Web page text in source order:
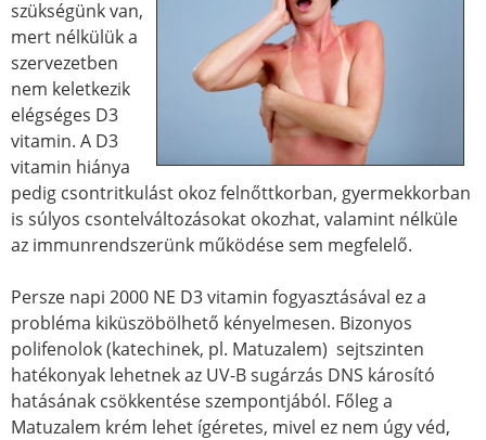
szükségünk van,
mert nélkülük a
szervezetben
nem keletkezik
elégséges D3
vitamin. A D3
vitamin hiánya
pedig csontritkulást okoz felnőttkorban, gyermekkorban
is súlyos csontelváltozásokat okozhat, valamint nélküle
az immunrendszerünk működése sem megfelelő.
Persze napi 2000 NE D3 vitamin fogyasztásával ez a
probléma kiküszöbölhető kényelmesen. Bizonyos
polifenolok (katechinek, pl. Matuzalem) sejtszinten
hatékonyak lehetnek az UV-B sugárzás DNS károsító
hatásának csökkentése szempontjából. Főleg a
Matuzalem krém lehet ígéretes, mivel ez nem úgy véd,